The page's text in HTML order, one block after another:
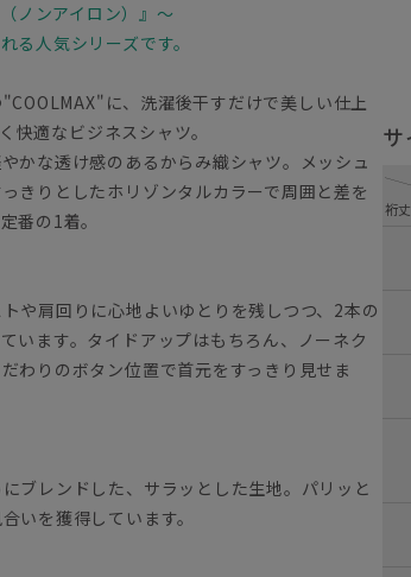
ノンアイロン）』～
る人気シリーズです。
に、洗濯後干すだけで美しい仕上
適なビジネスシャツ。
かな透け感のあるからみ織シャツ。メッシュ
きりとしたホリゾンタルカラーで周囲と差を
番の1着。
や肩回りに心地よいゆとりを残しつつ、2本の
います。タイドアップはもちろん、ノーネク
わりのボタン位置で首元をすっきり見せま
ブレンドした、サラッとした生地。パリッと
いを獲得しています。
サ
裄丈